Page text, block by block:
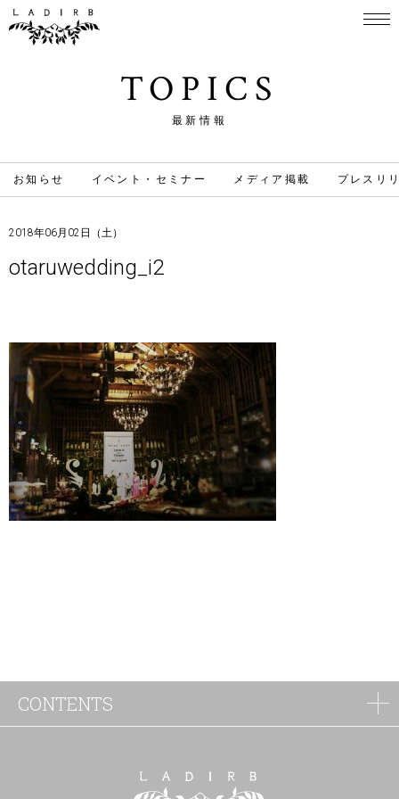
TOPICS
最新情報
お知らせ イベント・セミナー メディア掲載 プレスリ
2018年06月02日（土）
otaruwedding_i2
CONTENTS